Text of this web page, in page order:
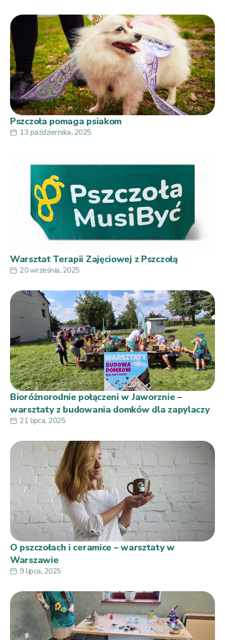
Pszczoła pomaga psiakom
13 października, 2025
Warsztat Terapii Zajęciowej z Pszczołą
20 września, 2025
Bioróżnorodnie połączeni w Jaworznie –
warsztaty z budowania domków dla zapylaczy
21 lipca, 2025
O pszczołach i ceramice – warsztaty w
Warszawie
9 lipca, 2025